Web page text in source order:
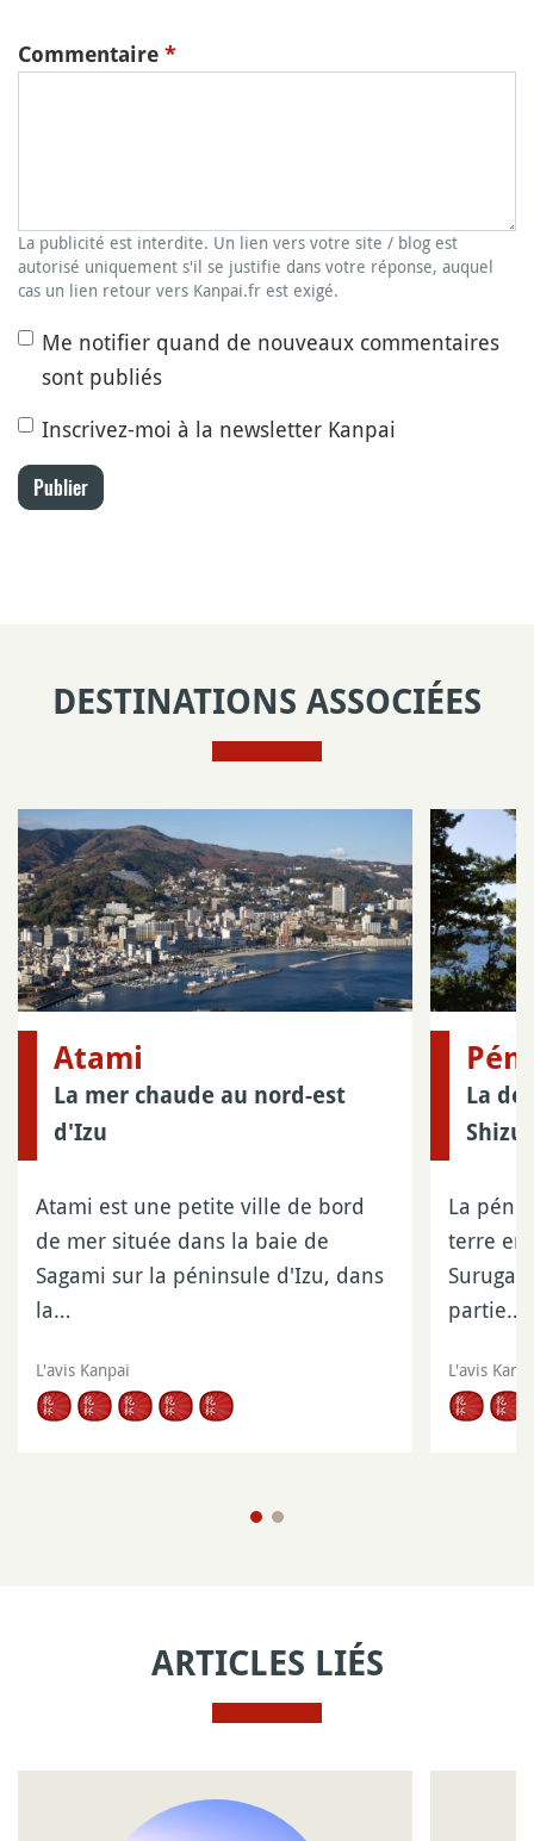
Commentaire *
La publicité est interdite. Un lien vers votre site / blog est
autorisé uniquement s'il se justifie dans votre réponse, auquel
cas un lien retour vers Kanpai.fr est exigé.
Me notifier quand de nouveaux commentaires
sont publiés
Inscrivez-moi à la newsletter Kanpai
Publier
DESTINATIONS ASSOCIÉES
Atami
La mer chaude au nord-est
d'Izu
Atami est une petite ville de bord
de mer située dans la baie de
Sagami sur la péninsule d'Izu, dans
la…
L'avis Kanpai
La
La
terre
Suruga
partie…
L'avis
ARTICLES LIÉS